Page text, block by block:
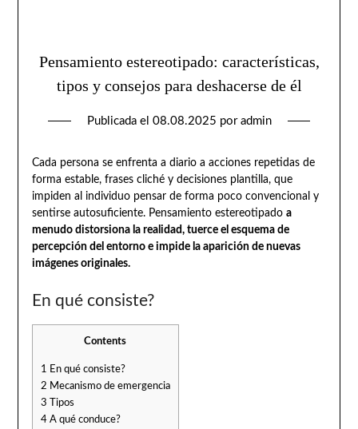
Pensamiento estereotipado: características,
tipos y consejos para deshacerse de él
Publicada el 08.08.2025 por admin
Cada persona se enfrenta a diario a acciones repetidas de
forma estable, frases cliché y decisiones plantilla, que
impiden al individuo pensar de forma poco convencional y
sentirse autosuficiente. Pensamiento estereotipado a
menudo distorsiona la realidad, tuerce el esquema de
percepción del entorno e impide la aparición de nuevas
imágenes originales.
En qué consiste?
Contents
1
En qué consiste?
2 Mecanismo de emergencia
3 Tipos
4A qué conduce?